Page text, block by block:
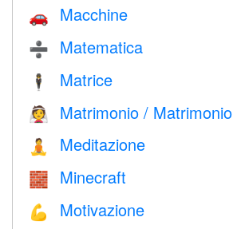
🚗 Macchine
➗ Matematica
🕴️ Matrice
👰 Matrimonio / Matrimonio
🧘 Meditazione
🧱 Minecraft
💪 Motivazione